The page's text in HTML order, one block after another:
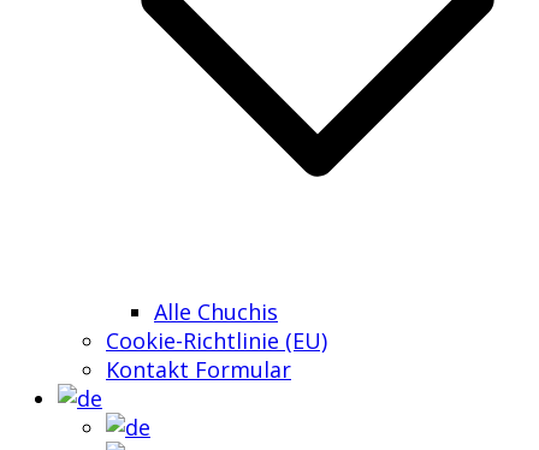
Alle Chuchis
Cookie-Richtlinie (EU)
Kontakt Formular